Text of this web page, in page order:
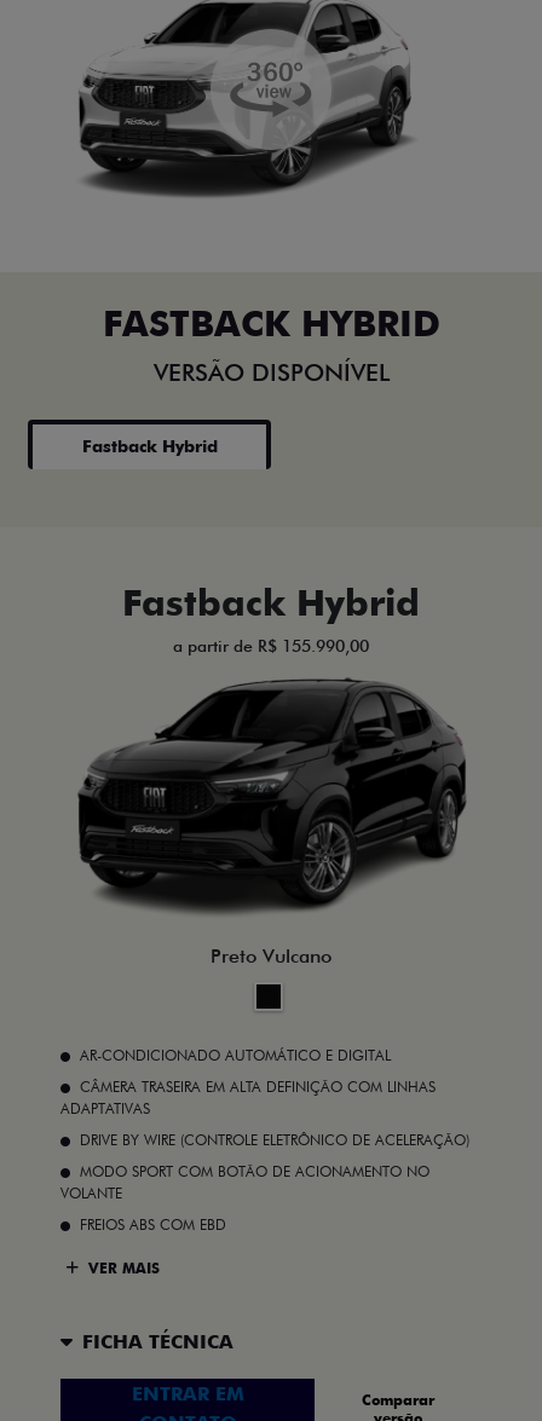
FASTBACK HYBRID
VERSÃO DISPONÍVEL
Fastback Hybrid
Fastback Hybrid
a partir de R$ 155.990,00
Preto Vulcano
AR-CONDICIONADO AUTOMÁTICO E DIGITAL
CÂMERA TRASEIRA EM ALTA DEFINIÇÃO COM LINHAS
ADAPTATIVAS
DRIVE BY WIRE (CONTROLE ELETRÔNICO DE ACELERAÇÃO)
MODO SPORT COM BOTÃO DE ACIONAMENTO NO
VOLANTE
FREIOS ABS COM EBD
VER MAIS
FICHA TÉCNICA
ENTRAR EM
Comparar